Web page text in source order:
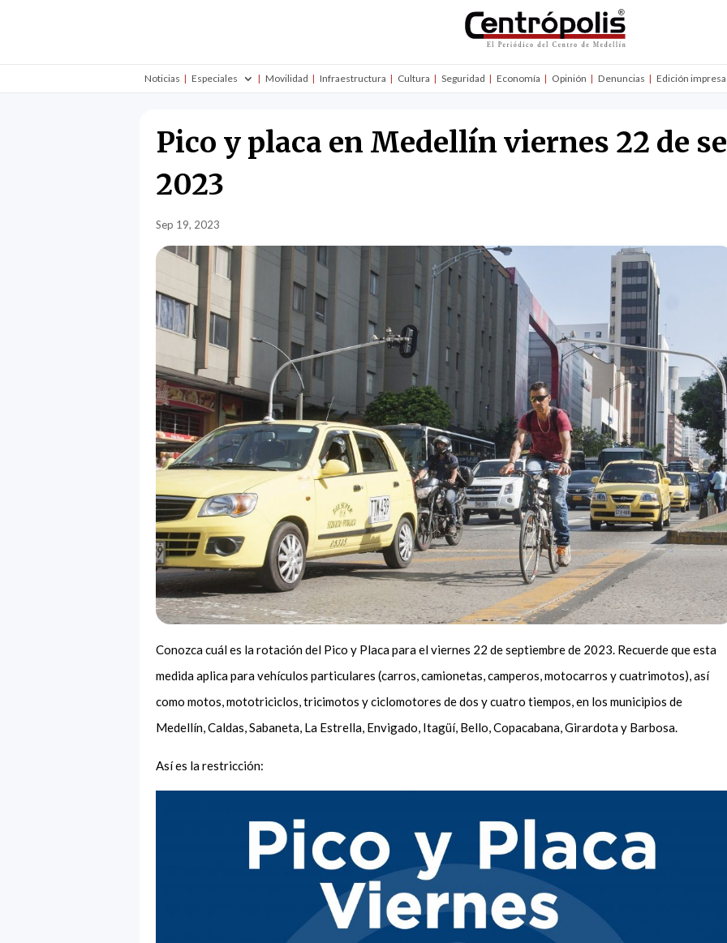
Noticias Especiales Movilidad Infraestructura Cultura Seguridad Economía Opinión Denuncias Edición impresa
Pico y placa en Medellín viernes 22 de
2023
Sep 19, 2023
Conozca cuál es la rotación del Pico y Placa para el viernes 22 de septiembre de 2023. Recuerde que esta
medida aplica para vehículos particulares (carros, camionetas, camperos, motocarros y cuatrimotos), así
como motos, mototriciclos, tricimotos y ciclomotores de dos y cuatro tiempos, en los municipios de
Medellín, Caldas, Sabaneta, La Estrella, Envigado, Itagüí, Bello, Copacabana, Girardota y Barbosa.
Así es la restricción: